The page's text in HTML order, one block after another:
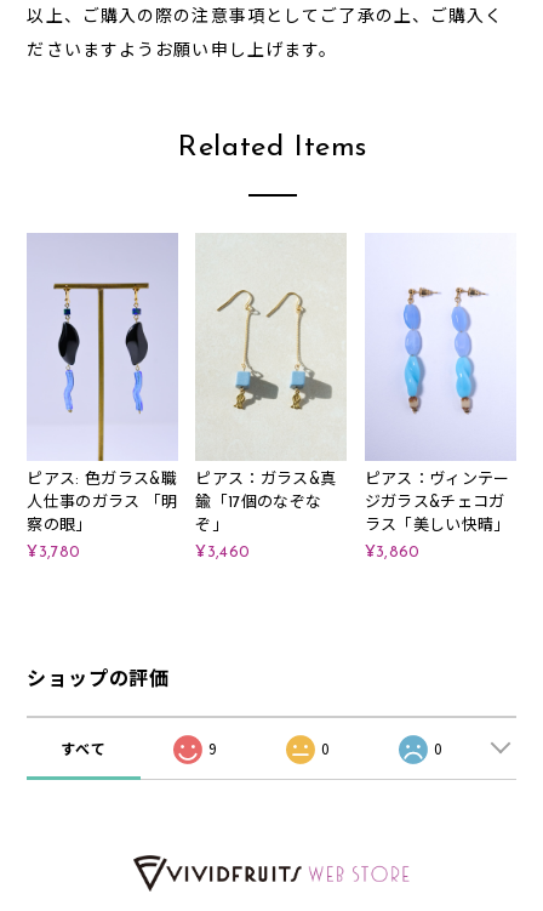
以上、ご購入の際の注意事項としてご了承の上、ご購入く
ださいますようお願い申し上げます。
Related Items
ピアス: 色ガラス&職
人仕事のガラス 「明
察の眼」
¥3,780
ピアス：ガラス&真
鍮「17個のなぞな
ぞ」
¥3,460
ピアス：ヴィンテー
ジガラス&チェコガ
ラス「美しい快晴」
¥3,860
ショップの評価
すべて 9 0 0